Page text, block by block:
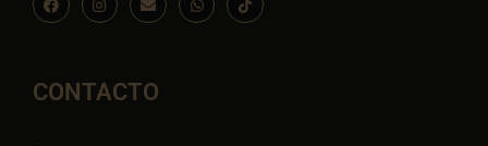
a
c
o
k
n
s
r
a
n
v
p
e
h
a
c
o
CONTACTO